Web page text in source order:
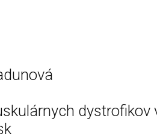
dystrofikov